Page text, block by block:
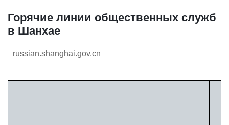
Горячие линии общественных служб
в Шанхае
russian.shanghai.gov.cn